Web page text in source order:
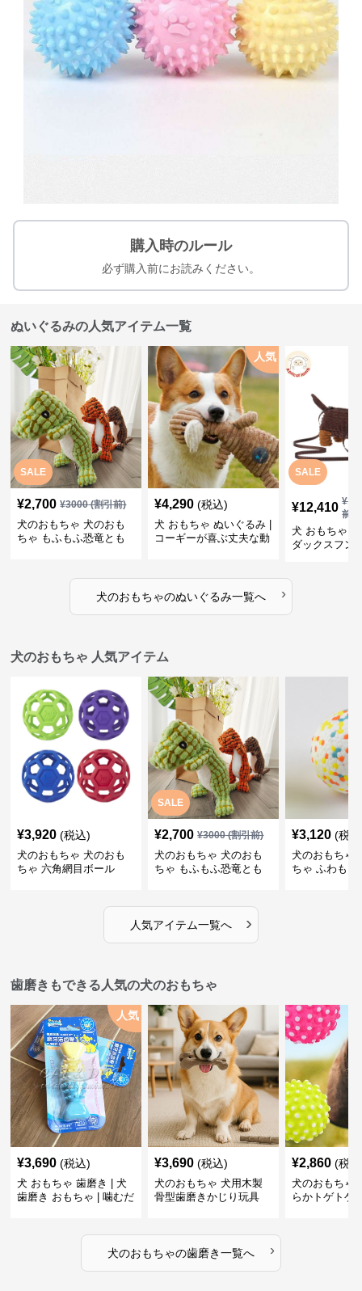
購入時のルール
必ず購入前にお読みください。
ぬいぐるみの人気アイテム一覧
SALE
¥2,700 ¥3000(割引前)
犬のおもちゃ 犬のおも
ちゃ もふもふ恐竜とも
人気
¥4,290 (税込)
犬 おもちゃ ぬいぐるみ |
コーギーが喜ぶ丈夫な動
SALE
¥12,410 ¥
前)
犬 おもちゃ
ダックスフン
犬のおもちゃのぬいぐるみ一覧へ ›
犬のおもちゃ 人気アイテム
¥3,920 (税込)
犬のおもちゃ 犬のおも
ちゃ 六角網目ボール
SALE
¥2,700 ¥3000(割引前)
犬のおもちゃ 犬のおも
ちゃ もふもふ恐竜とも
¥3,120 (税
犬のおもちゃ
ちゃ ふわもこ
人気アイテム一覧へ ›
歯磨きもできる人気の犬のおもちゃ
人気
¥3,690 (税込)
犬 おもちゃ 歯磨き | 犬
歯磨き おもちゃ | 噛むだ
¥3,690 (税込)
犬のおもちゃ 犬用木製
骨型歯磨きかじり玩具
¥2,860 (税
犬のおもちゃ
らかトゲトゲ
犬のおもちゃの歯磨き一覧へ ›